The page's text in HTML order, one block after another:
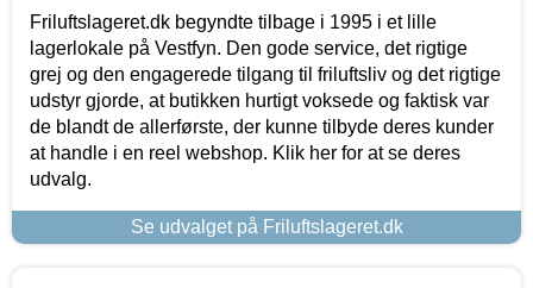
Friluftslageret.dk begyndte tilbage i 1995 i et lille
lagerlokale på Vestfyn. Den gode service, det rigtige
grej og den engagerede tilgang til friluftsliv og det rigtige
udstyr gjorde, at butikken hurtigt voksede og faktisk var
de blandt de allerførste, der kunne tilbyde deres kunder
at handle i en reel webshop. Klik her for at se deres
udvalg.
Se udvalget på Friluftslageret.dk